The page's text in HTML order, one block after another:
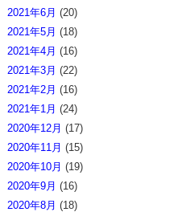
2021年6月 (20)
2021年5月 (18)
2021年4月 (16)
2021年3月 (22)
2021年2月 (16)
2021年1月 (24)
2020年12月 (17)
2020年11月 (15)
2020年10月 (19)
2020年9月 (16)
2020年8月 (18)